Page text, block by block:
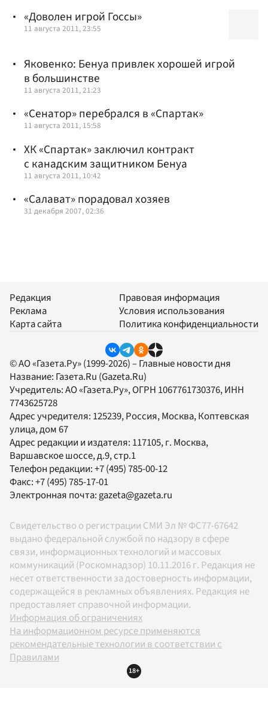
«Доволен игрой Госсы»
11 августа 2011, 23:55
Яковенко: Бенуа привлек хорошей игрой
в большинстве
11 августа 2011, 21:23
«Сенатор» перебрался в «Спартак»
11 августа 2011, 15:58
ХК «Спартак» заключил контракт
с канадским защитником Бенуа
11 августа 2011, 10:42
«Салават» порадовал хозяев
31 декабря 2007, 02:36
Редакция
Реклама
Карта сайта
Правовая информация
Условия использования
Политика конфиденциальности
© АО «Газета.Ру» (1999-2026) – Главные новости дня
Название: Газета.Ru (Gazeta.Ru)
Учредитель:АО «Газета.Ру», ОГРН 1067761730376, ИНН
7743625728
Адрес учредителя: 125239, Россия, Москва, Коптевская
улица, дом 67
Адрес редакции и издателя: 117105, г. Москва,
Варшавское шоссе, д.9, стр.1
Телефон редакции:+7 (495) 785-00-12
Факс:+7 (495) 785-17-01
Электронная почта:gazeta@gazeta.ru
Свидетельство о регистрации СМИ Эл № ФС77-67642
выдано федеральной службой по надзору в сфере
связи, информационных технологий и массовых
коммуникаций (Роскомнадзор) 10.11.2016 г. Редакция не
несет ответственности за достоверность информации,
содержащейся в рекламных объявлениях. Редакция не
предоставляет справочной информации.
Информация об ограничениях
На информационном ресурсе применяются
рекомендательные технологии в соответствии с
Правилами
18+